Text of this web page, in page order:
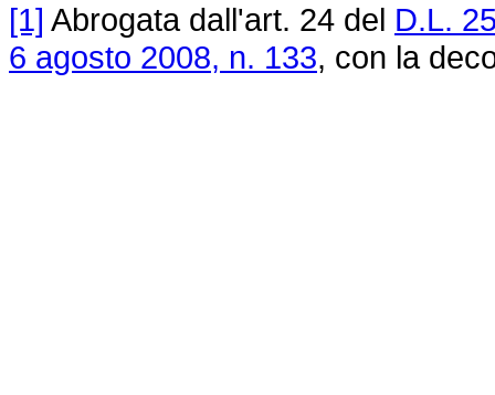
[1] Abrogata dall'art. 24 del D.L.
6 agosto 2008, n. 133, con la